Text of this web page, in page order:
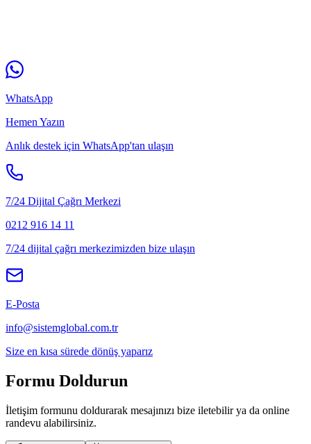
WhatsApp
Hemen Yazın
Anlık destek için WhatsApp'tan ulaşın
7/24 Dijital Çağrı Merkezi
0212 916 14 11
7/24 dijital çağrı merkezimizden bize ulaşın
E-Posta
info@sistemglobal.com.tr
Size en kısa sürede dönüş yaparız
Formu Doldurun
İletişim formunu doldurarak mesajınızı bize iletebilir ya da online
randevu alabilirsiniz.